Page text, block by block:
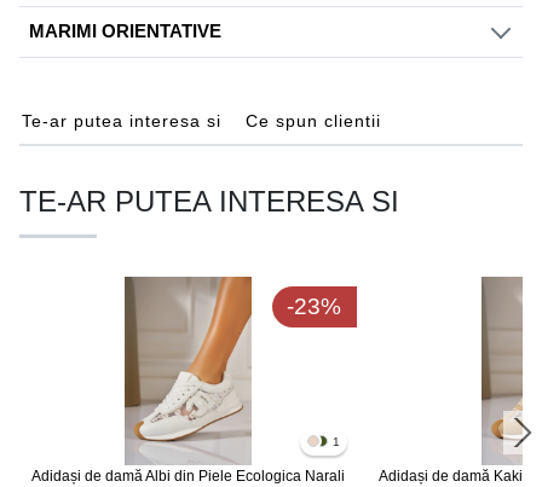
MARIMI ORIENTATIVE
Te-ar putea interesa si Ce spun clientii
TE-AR PUTEA INTERESA SI
-23%
1
Adidași de damă Albi din Piele Ecologica Narali
Adidași de damă Kaki